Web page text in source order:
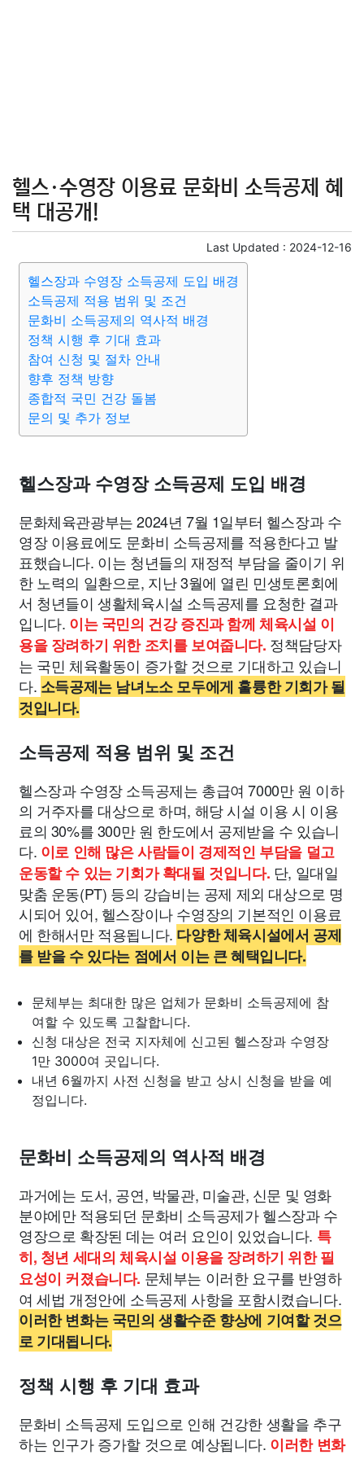
헬스·수영장 이용료 문화비 소득공제 혜
택 대공개!
Last Updated : 2024-12-16
헬스장과 수영장 소득공제 도입 배경
소득공제 적용 범위 및 조건
문화비 소득공제의 역사적 배경
정책 시행 후 기대 효과
참여 신청 및 절차 안내
향후 정책 방향
종합적 국민 건강 돌봄
문의 및 추가 정보
헬스장과 수영장 소득공제 도입 배경
문화체육관광부는 2024년 7월 1일부터 헬스장과 수
영장 이용료에도 문화비 소득공제를 적용한다고 발
표했습니다. 이는 청년들의 재정적 부담을 줄이기 위
한 노력의 일환으로, 지난 3월에 열린 민생토론회에
서 청년들이 생활체육시설 소득공제를 요청한 결과
입니다. 이는 국민의 건강 증진과 함께 체육시설 이
용을 장려하기 위한 조치를 보여줍니다. 정책담당자
는 국민 체육활동이 증가할 것으로 기대하고 있습니
다. 소득공제는 남녀노소 모두에게 훌륭한 기회가 될
것입니다.
소득공제 적용 범위 및 조건
헬스장과 수영장 소득공제는 총급여 7000만 원 이하
의 거주자를 대상으로 하며, 해당 시설 이용 시 이용
료의 30%를 300만 원 한도에서 공제받을 수 있습니
다. 이로 인해 많은 사람들이 경제적인 부담을 덜고
운동할 수 있는 기회가 확대될 것입니다. 단, 일대일
맞춤 운동(PT) 등의 강습비는 공제 제외 대상으로 명
시되어 있어, 헬스장이나 수영장의 기본적인 이용료
에 한해서만 적용됩니다. 다양한 체육시설에서 공제
를 받을 수 있다는 점에서 이는 큰 혜택입니다.
문체부는 최대한 많은 업체가 문화비 소득공제에 참
여할 수 있도록 고찰합니다.
신청 대상은 전국 지자체에 신고된 헬스장과 수영장
1만 3000여 곳입니다.
내년 6월까지 사전 신청을 받고 상시 신청을 받을 예
정입니다.
문화비 소득공제의 역사적 배경
과거에는 도서, 공연, 박물관, 미술관, 신문 및 영화
분야에만 적용되던 문화비 소득공제가 헬스장과 수
영장으로 확장된 데는 여러 요인이 있었습니다. 특
히, 청년 세대의 체육시설 이용을 장려하기 위한 필
요성이 커졌습니다. 문체부는 이러한 요구를 반영하
여 세법 개정안에 소득공제 사항을 포함시켰습니다.
이러한 변화는 국민의 생활수준 향상에 기여할 것으
로 기대됩니다.
정책 시행 후 기대 효과
문화비 소득공제 도입으로 인해 건강한 생활을 추구
하는 인구가 증가할 것으로 예상됩니다. 이러한 변화